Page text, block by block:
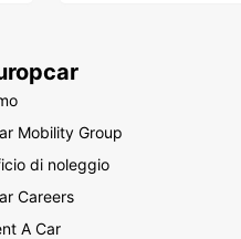
Mobility Group
di noleggio
Careers
A Car